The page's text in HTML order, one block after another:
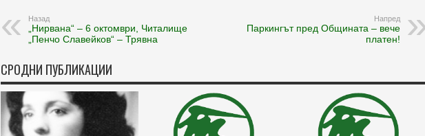
Назад
„Нирвана“ – 6 октомври, Читалище
„Пенчо Славейков“ – Трявна
Напред
Паркингът пред Общината – вече
платен!
СРОДНИ ПУБЛИКАЦИИ